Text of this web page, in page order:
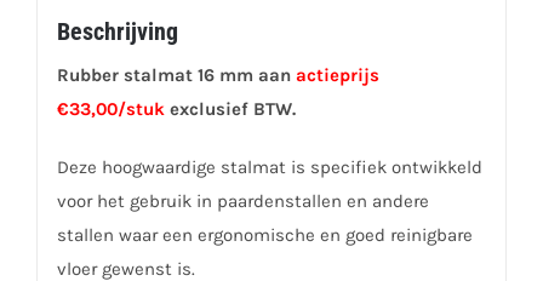
Beschrijving
Rubber stalmat 16 mm aan actieprijs
€33,00/stukexclusief BTW.
Deze hoogwaardige stalmat is specifiek ontwikkeld
voor het gebruik in paardenstallen en andere
stallen waar een ergonomische en goed reinigbare
vloer gewenst is.